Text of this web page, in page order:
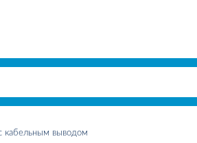
кабельным выводом